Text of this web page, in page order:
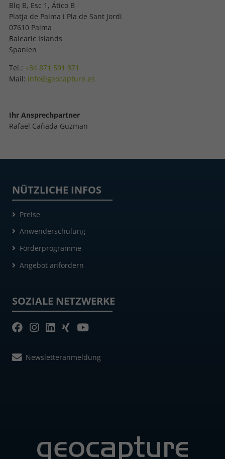
Blq B, Esc 1, Ático B
Platja de Palma i Pla de Sant Jordi
07610 Palma
Balearic Islands
Spanien
Tel.: +34 871 591 371
Mail: info@geocapture.es
Ihr Ansprechpartner
Rafael Cañada Guzman
NÜTZLICHE INFOS
Preise
Anwenderschulung
Förderprogramme
Angebot anfordern
SOZIALE NETZWERKE
Newsletteranmeldung